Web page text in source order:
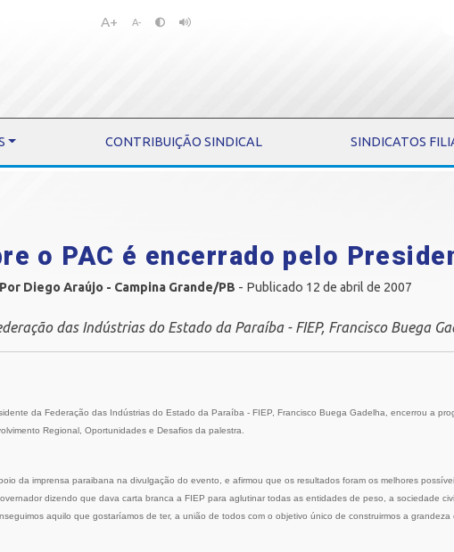
Pular
Pular
A+ A-
CONTRIBUIÇÃO SINDICAL SINDICATOS
o PAC é encerrado pelo
Por Diego Araújo - Campina Grande/PB - Publicado 12 de abril de 2007
das Indústrias do Estado da Paraíba - FIEP, Francisco Buega
da Federação das Indústrias do Estado da Paraíba - FIEP, Francisco Buega Gadelha, encerrou a
Regional, Oportunidades e Desafios da palestra.
da imprensa paraibana na divulgação do evento, e afirmou que os resultados foram os melhores
dizendo que dava carta branca a FIEP para aglutinar todas as entidades de peso, a sociedade
aquilo que gostaríamos de ter, a união de todos com o objetivo único de construirmos a